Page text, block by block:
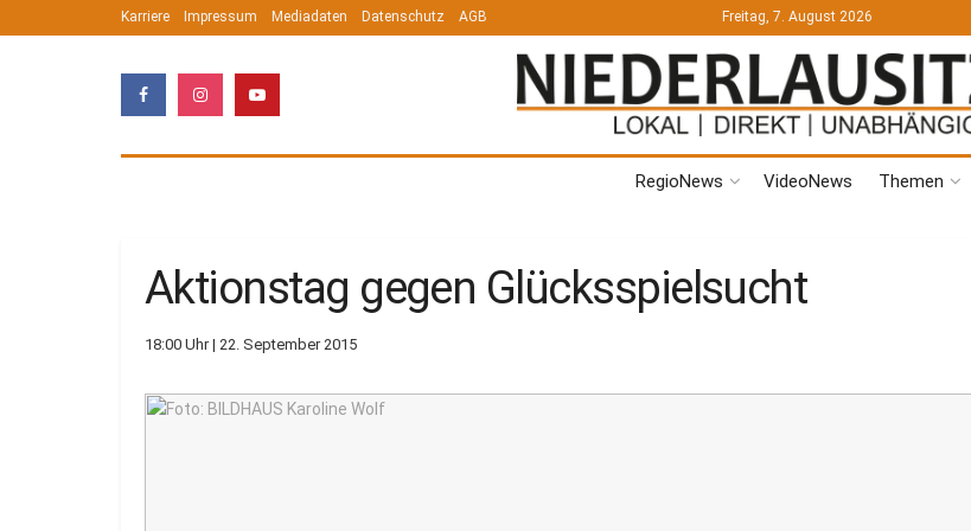
Karriere Impressum Mediadaten Datenschutz AGB Freitag, 7. August 2026
RegioNews VideoNews Themen
Aktionstag gegen Glücksspielsucht
18:00 Uhr | 22. September 2015